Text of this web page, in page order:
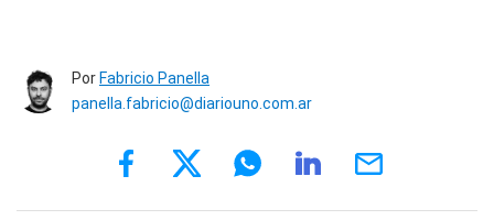
Por Fabricio Panella
panella.fabricio@diariouno.com.ar